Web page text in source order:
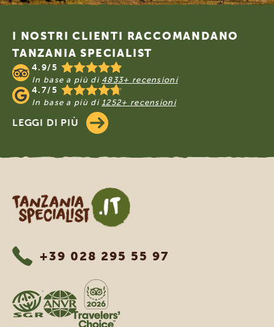
Footer
I NOSTRI CLIENTI RACCOMANDANO
TANZANIA SPECIALIST
4.9/5
In base a più di 4833+ recensioni
4.7/5
In base a più di 1252+ recensioni
LEGGI DI PIÙ
Tanzania Specialist
+39 028 295 55 97